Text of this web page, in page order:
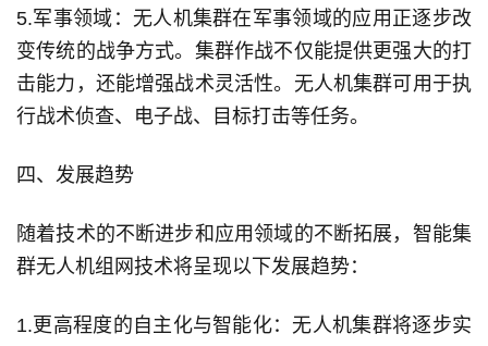
5.军事领域：无人机集群在军事领域的应用正逐步改
变传统的战争方式。集群作战不仅能提供更强大的打
击能力，还能增强战术灵活性。无人机集群可用于执
行战术侦查、电子战、目标打击等任务。
四、发展趋势
随着技术的不断进步和应用领域的不断拓展，智能集
群无人机组网技术将呈现以下发展趋势：
1.更高程度的自主化与智能化：无人机集群将逐步实